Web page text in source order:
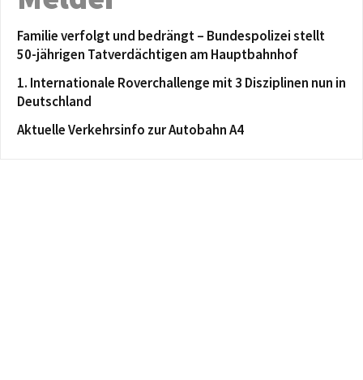
Familie verfolgt und bedrängt – Bundespolizei stellt
50-jährigen Tatverdächtigen am Hauptbahnhof
1. Internationale Roverchallenge mit 3 Disziplinen nun in
Deutschland
Aktuelle Verkehrsinfo zur Autobahn A4